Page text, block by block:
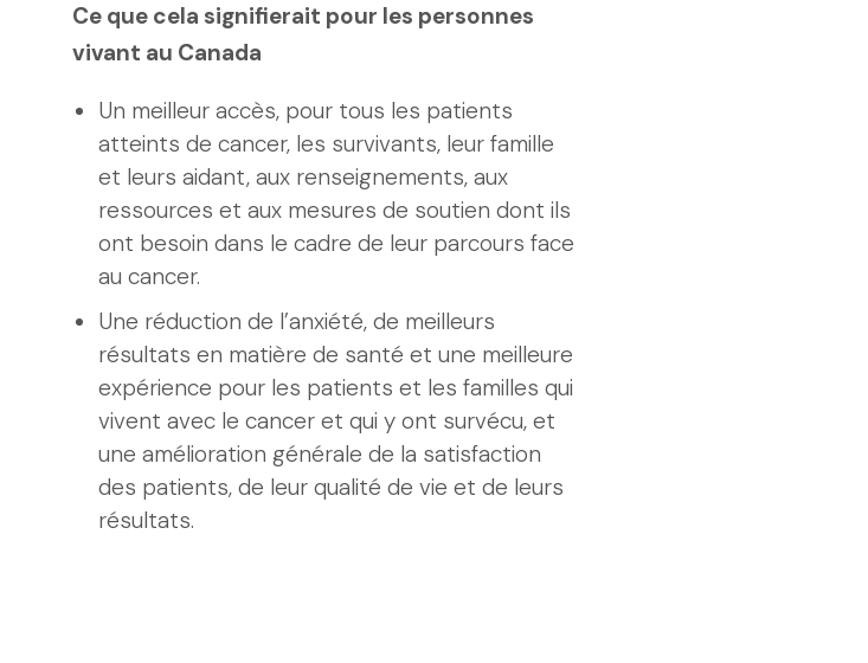
Ce que cela signifierait pour les personnes
vivant au Canada
Un meilleur accès, pour tous les patients
atteints de cancer, les survivants, leur famille
et leurs aidant, aux renseignements, aux
ressources et aux mesures de soutien dont ils
ont besoin dans le cadre de leur parcours face
au cancer.
Une réduction de l’anxiété, de meilleurs
résultats en matière de santé et une meilleure
expérience pour les patients et les familles qui
vivent avec le cancer et qui y ont survécu, et
une amélioration générale de la satisfaction
des patients, de leur qualité de vie et de leurs
résultats.